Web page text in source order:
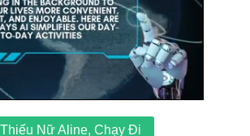
Nữ Aline, Chạy Đi